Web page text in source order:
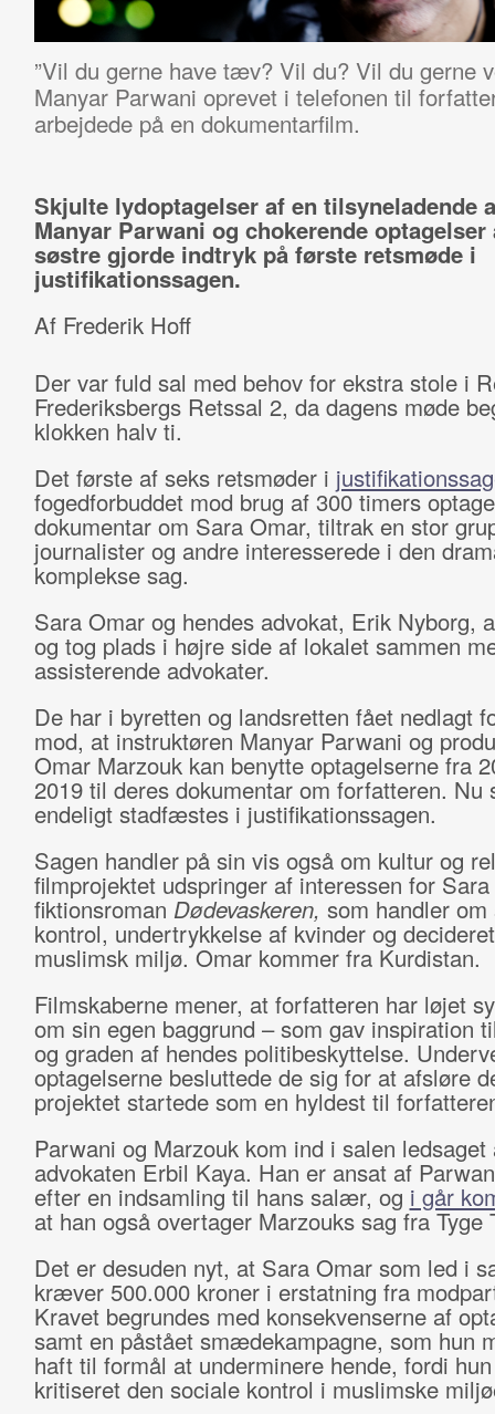
”Vil du gerne have tæv? Vil du? Vil du gerne
Manyar Parwani oprevet i telefonen til
arbejdede på en dokumentarfilm.
Skjulte lydoptagelser af en tilsyneladende
Manyar Parwani og chokerende optagelser
søstre gjorde indtryk på første retsmøde i
justifikationssagen.
Af Frederik Hoff
Der var fuld sal med behov for ekstra stole i
Frederiksbergs Retssal 2, da dagens møde
klokken halv ti.
Det første af seks retsmøder i
fogedforbuddet mod brug af 300 timers
dokumentar om Sara Omar, tiltrak en stor
journalister og andre interesserede i den
komplekse sag.
Sara Omar og hendes advokat, Erik Nyborg,
og tog plads i højre side af lokalet sammen
assisterende advokater.
De har i byretten og landsretten fået nedlagt
mod, at instruktøren Manyar Parwani og
Omar Marzouk kan benytte optagelserne fra
2019 til deres dokumentar om forfatteren. Nu
endeligt stadfæstes i justifikationssagen.
Sagen handler på sin vis også om kultur og
filmprojektet udspringer af interessen for
fiktionsroman Dødevaskeren, som handler om
kontrol, undertrykkelse af kvinder og
muslimsk miljø. Omar kommer fra Kurdistan.
Filmskaberne mener, at forfatteren har løjet
om sin egen baggrund – som gav inspiration
og graden af hendes politibeskyttelse.
optagelserne besluttede de sig for at afsløre
projektet startede som en hyldest til
Parwani og Marzouk kom ind i salen ledsaget
advokaten Erbil Kaya. Han er ansat af
efter en indsamling til hans salær, og i går
at han også overtager Marzouks sag fra Tyge
Det er desuden nyt, at Sara Omar som led i
kræver 500.000 kroner i erstatning fra
Kravet begrundes med konsekvenserne af
samt en påstået smædekampagne, som hun
haft til formål at underminere hende, fordi
kritiseret den sociale kontrol i muslimske